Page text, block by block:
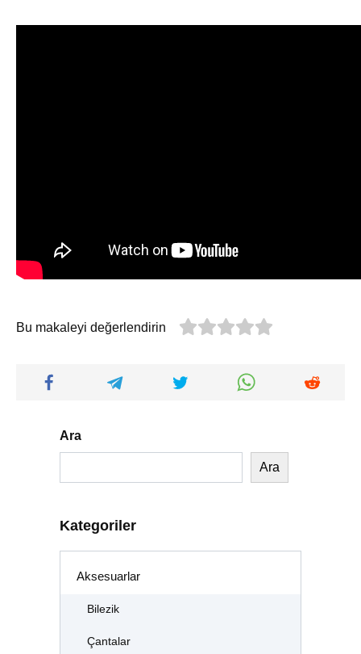
Bu makaleyi değerlendirin
Ara
Ara
Kategoriler
Aksesuarlar
Bilezik
Çantalar